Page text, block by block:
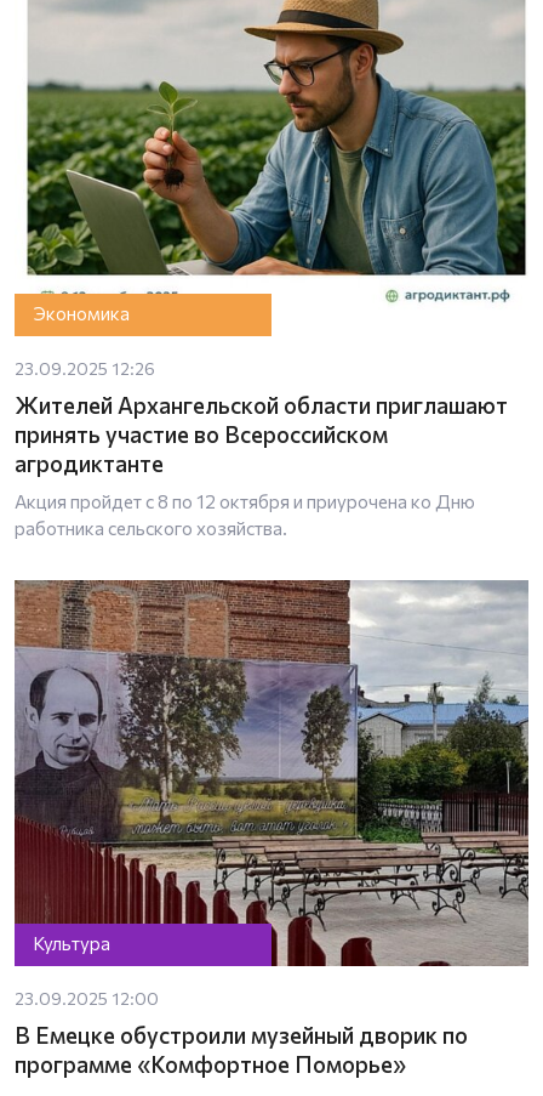
Экономика
23.09.2025 12:26
Жителей Архангельской области приглашают
принять участие во Всероссийском
агродиктанте
Акция пройдет с 8 по 12 октября и приурочена ко Дню
работника сельского хозяйства.
Культура
23.09.2025 12:00
В Емецке обустроили музейный дворик по
программе «Комфортное Поморье»